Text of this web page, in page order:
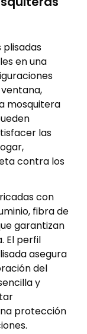
plisadas
en una
mosquitera
las
contra los
con
fibra de
garantizan
El perfil
asegura
del
y
protección